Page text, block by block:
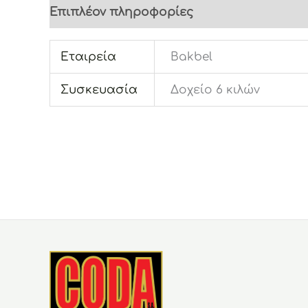
Επιπλέον πληροφορίες
Εταιρεία Bakbel
Συσκευασία Δοχείο 6 κιλών